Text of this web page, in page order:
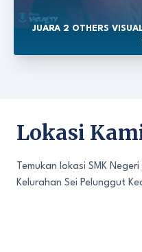
JUARA 2 OTHERS
Lokasi
Temukan lokasi SMK
Kelurahan Sei Pelunggut